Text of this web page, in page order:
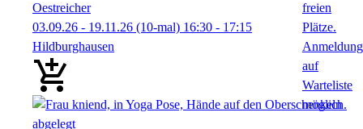
Oestreicher
03.09.26 - 19.11.26 (10-mal) 16:30 - 17:15
Hildburghausen